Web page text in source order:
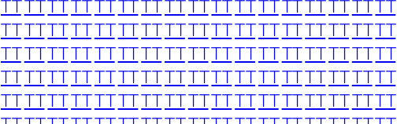
TTTTTTTTTTTTTTTTTTTTTTTTTTTTTTTTTT
TTTTTTTTTTTTTTTTTTTTTTTTTTTTTTTTTT
TTTTTTTTTTTTTTTTTTTTTTTTTTTTTTTTTT
TTTTTTTTTTTTTTTTTTTTTTTTTTTTTTTTTT
TTTTTTTTTTTTTTTTTTTTTTTTTTTTTTTTTT